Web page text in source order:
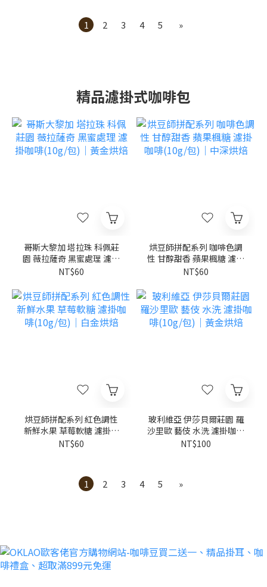
1 2 3 4 5 »
精品濾掛式咖啡包
哥斯大黎加 塔拉珠 科佩莊
園 薇拉薩奇 黑蜜處理 濾掛
咖啡(10g/包)｜黃金烘焙
NT$60
烘豆師拼配系列 咖啡色調
性 甘醇甜香 蘋果楓糖 濾掛
咖啡(10g/包)｜中深烘焙
NT$60
烘豆師拼配系列 紅色調性
新鮮水果 草莓軟糖 濾掛咖
啡(10g/包)｜白金烘焙
NT$60
玻利維亞 伊莎貝爾莊園 羅
沙里歐 藝伎 水洗 濾掛咖啡
(10g/包)｜黃金烘焙
NT$100
1 2 3 4 5 »